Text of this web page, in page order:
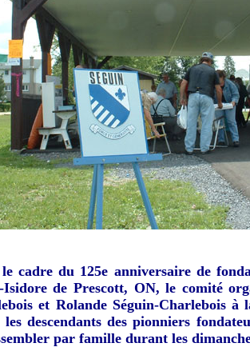
cadre du 125e anniversaire de
Isidore de Prescott, ON, le comité
et Rolande Séguin-Charlebois à
descendants des pionniers
par famille durant les